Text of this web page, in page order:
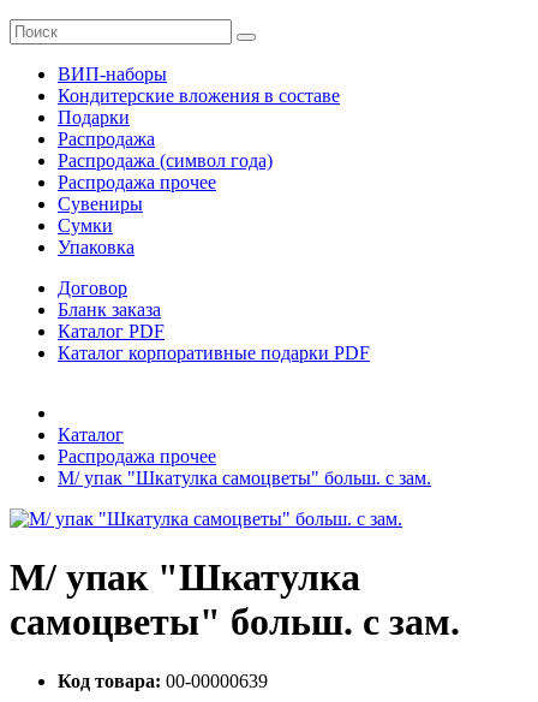
ВИП-наборы
Кондитерские вложения в составе
Подарки
Распродажа
Распродажа (символ года)
Распродажа прочее
Сувениры
Сумки
Упаковка
Договор
Бланк заказа
Каталог PDF
Каталог корпоративные подарки PDF
Каталог
Распродажа прочее
М/ упак "Шкатулка самоцветы" больш. с зам.
М/ упак "Шкатулка
самоцветы" больш. с зам.
Код товара: 00-00000639